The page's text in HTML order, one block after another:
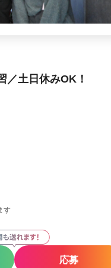
／土日休みOK！
す
応募